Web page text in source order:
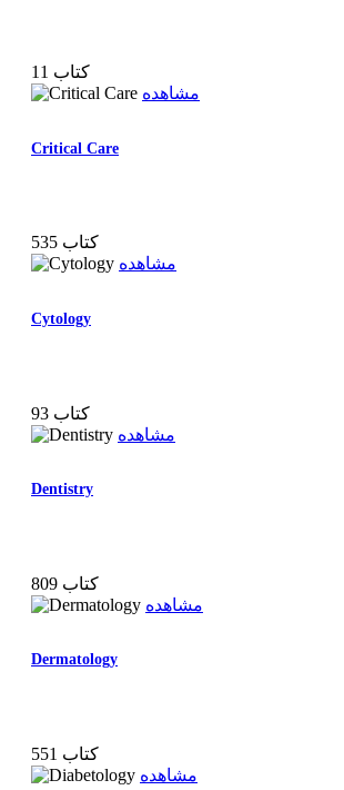
11 کتاب
مشاهده
Critical Care
535 کتاب
مشاهده
Cytology
93 کتاب
مشاهده
Dentistry
809 کتاب
مشاهده
Dermatology
551 کتاب
مشاهده